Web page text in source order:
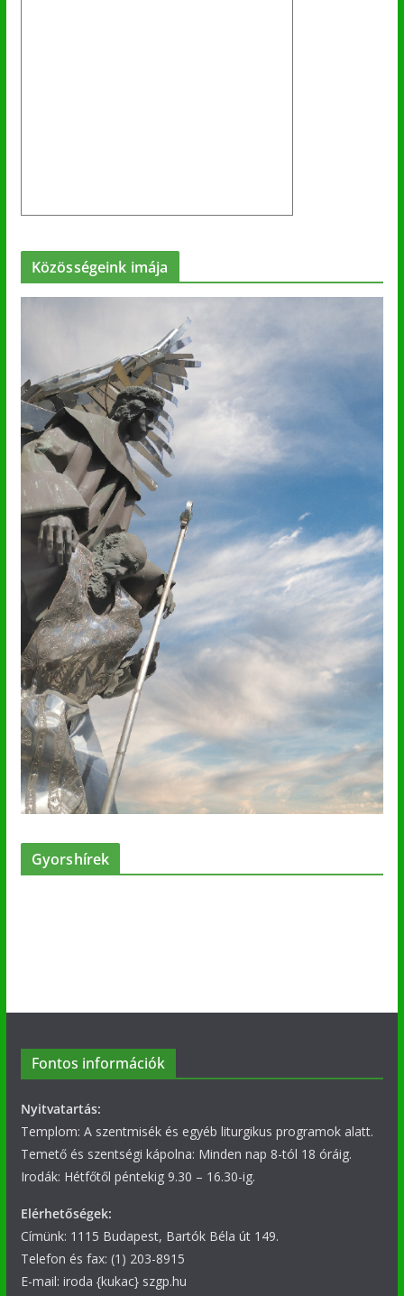
Közösségeink imája
Gyorshírek
Fontos információk
Nyitvatartás:
Templom: A szentmisék és egyéb liturgikus programok alatt.
Temető és szentségi kápolna: Minden nap 8-tól 18 óráig.
Irodák: Hétfőtől péntekig 9.30 – 16.30-ig.
Elérhetőségek:
Címünk: 1115 Budapest, Bartók Béla út 149.
Telefon és fax: (1) 203-8915
E-mail: iroda {kukac} szgp.hu